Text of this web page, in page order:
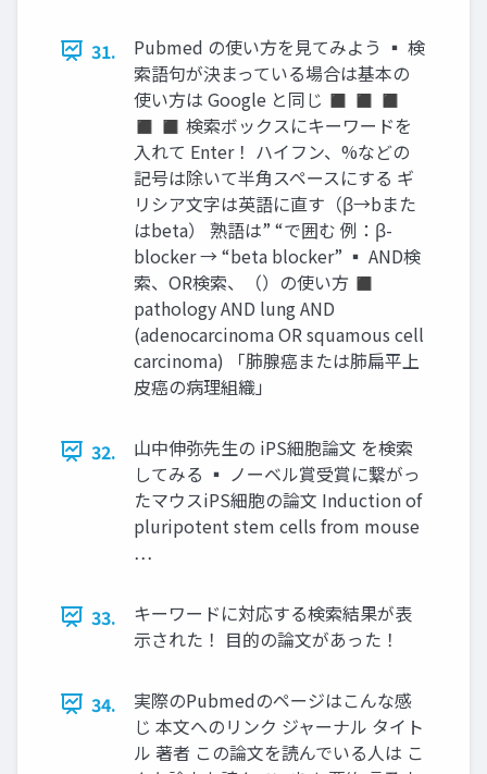
31.
Pubmed の使い方を見てみよう ▪ 検
索語句が決まっている場合は基本の
使い方は Google と同じ ◼ ◼ ◼
◼ ◼ 検索ボックスにキーワードを
入れて Enter！ ハイフン、%などの
記号は除いて半角スペースにする ギ
リシア文字は英語に直す（β→bまた
はbeta） 熟語は” “で囲む 例：β-
blocker → “beta blocker” ▪ AND検
索、OR検索、（）の使い方 ◼
pathology AND lung AND
(adenocarcinoma OR squamous cell
carcinoma) 「肺腺癌または肺扁平上
皮癌の病理組織」
32.
山中伸弥先生の iPS細胞論文 を検索
してみる ▪ ノーベル賞受賞に繋がっ
たマウスiPS細胞の論文 Induction of
pluripotent stem cells from mouse
…
33.
キーワードに対応する検索結果が表
示された！ 目的の論文があった！
34.
実際のPubmedのページはこんな感
じ 本文へのリンク ジャーナル タイト
ル 著者 この論文を読んでいる人は こ